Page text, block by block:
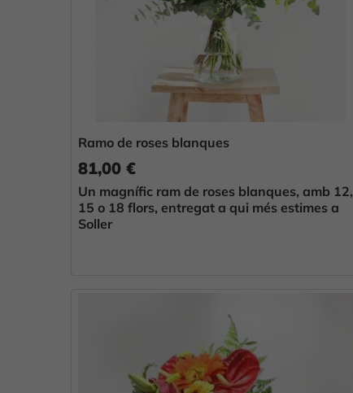
Ramo de roses blanques
81,00 €
Un magnífic ram de roses blanques, amb 12,
15 o 18 flors, entregat a qui més estimes a
Soller